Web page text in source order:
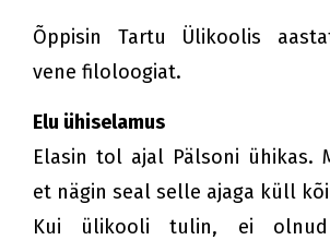
Õppisin Tartu Ülikoolis
vene filoloogiat.
Elu ühiselamus
Elasin tol ajal Pälsoni ühikas.
et nägin seal selle ajaga küll
Kui ülikooli tulin, ei